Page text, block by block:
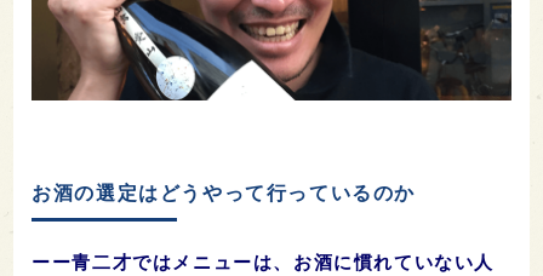
お酒の選定はどうやって行っているのか
ーー青二才ではメニューは、お酒に慣れていない人